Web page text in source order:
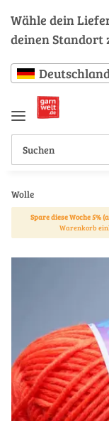
Wähle dein
deinen Standort
Wolle
Spare diese Woche 5%
Warenkorb